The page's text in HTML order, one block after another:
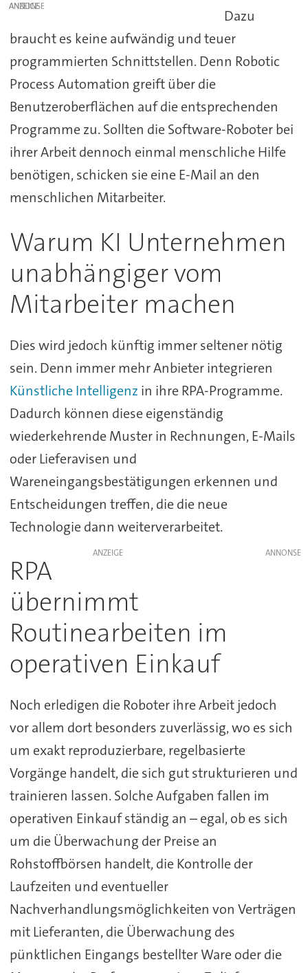
ANZEIGE
Dazu
braucht es keine aufwändig und teuer
programmierten Schnittstellen. Denn Robotic
Process Automation greift über die
Benutzeroberflächen auf die entsprechenden
Programme zu. Sollten die Software-Roboter bei
ihrer Arbeit dennoch einmal menschliche Hilfe
benötigen, schicken sie eine E-Mail an den
menschlichen Mitarbeiter.
Warum KI Unternehmen
unabhängiger vom
Mitarbeiter machen
Dies wird jedoch künftig immer seltener nötig
sein. Denn immer mehr Anbieter integrieren
Künstliche Intelligenz in ihre RPA-Programme.
Dadurch können diese eigenständig
wiederkehrende Muster in Rechnungen, E-Mails
oder Lieferavisen und
Wareneingangsbestätigungen erkennen und
Entscheidungen treffen, die die neue
Technologie dann weiterverarbeitet.
ANZEIGE
RPA
übernimmt
Routinearbeiten im
operativen Einkauf
Noch erledigen die Roboter ihre Arbeit jedoch
vor allem dort besonders zuverlässig, wo es sich
um exakt reproduzierbare, regelbasierte
Vorgänge handelt, die sich gut strukturieren und
trainieren lassen. Solche Aufgaben fallen im
operativen Einkauf ständig an – egal, ob es sich
um die Überwachung der Preise an
Rohstoffbörsen handelt, die Kontrolle der
Laufzeiten und eventueller
Nachverhandlungsmöglichkeiten von Verträgen
mit Lieferanten, die Überwachung des
pünktlichen Eingangs bestellter Ware oder die